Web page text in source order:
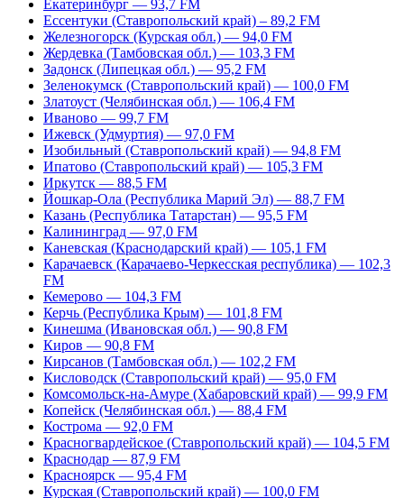
Екатеринбург — 93,7 FM
Ессентуки (Ставропольский край) – 89,2 FM
Железногорск (Курская обл.) — 94,0 FM
Жердевка (Тамбовская обл.) — 103,3 FM
Задонск (Липецкая обл.) — 95,2 FM
Зеленокумск (Ставропольский край) — 100,0 FM
Златоуст (Челябинская обл.) — 106,4 FM
Иваново — 99,7 FM
Ижевск (Удмуртия) — 97,0 FM
Изобильный (Ставропольский край) — 94,8 FM
Ипатово (Ставропольский край) — 105,3 FM
Иркутск — 88,5 FM
Йошкар-Ола (Республика Марий Эл) — 88,7 FM
Казань (Республика Татарстан) — 95,5 FM
Калининград — 97,0 FM
Каневская (Краснодарский край) — 105,1 FM
Карачаевск (Карачаево-Черкесская республика) — 102,3
FM
Кемерово — 104,3 FM
Керчь (Республика Крым) — 101,8 FM
Кинешма (Ивановская обл.) — 90,8 FM
Киров — 90,8 FM
Кирсанов (Тамбовская обл.) — 102,2 FM
Кисловодск (Ставропольский край) — 95,0 FM
Комсомольск-на-Амуре (Хабаровский край) — 99,9 FM
Копейск (Челябинская обл.) — 88,4 FM
Кострома — 92,0 FM
Красногвардейское (Ставропольский край) — 104,5 FM
Краснодар — 87,9 FM
Красноярск — 95,4 FM
Курская (Ставропольский край) — 100,0 FM